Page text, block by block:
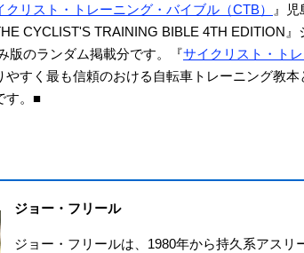
クリスト・トレーニング・バイブル（CTB）
』
CYCLIST'S TRAINING BIBLE 4TH EDITION』
版のランダム掲載分です。『サイクリスト・ト
やすく最も信頼のおける自転車トレーニング教
す。■
ジョー・フリール
ジョー・フリールは、1980年から持久系アスリ